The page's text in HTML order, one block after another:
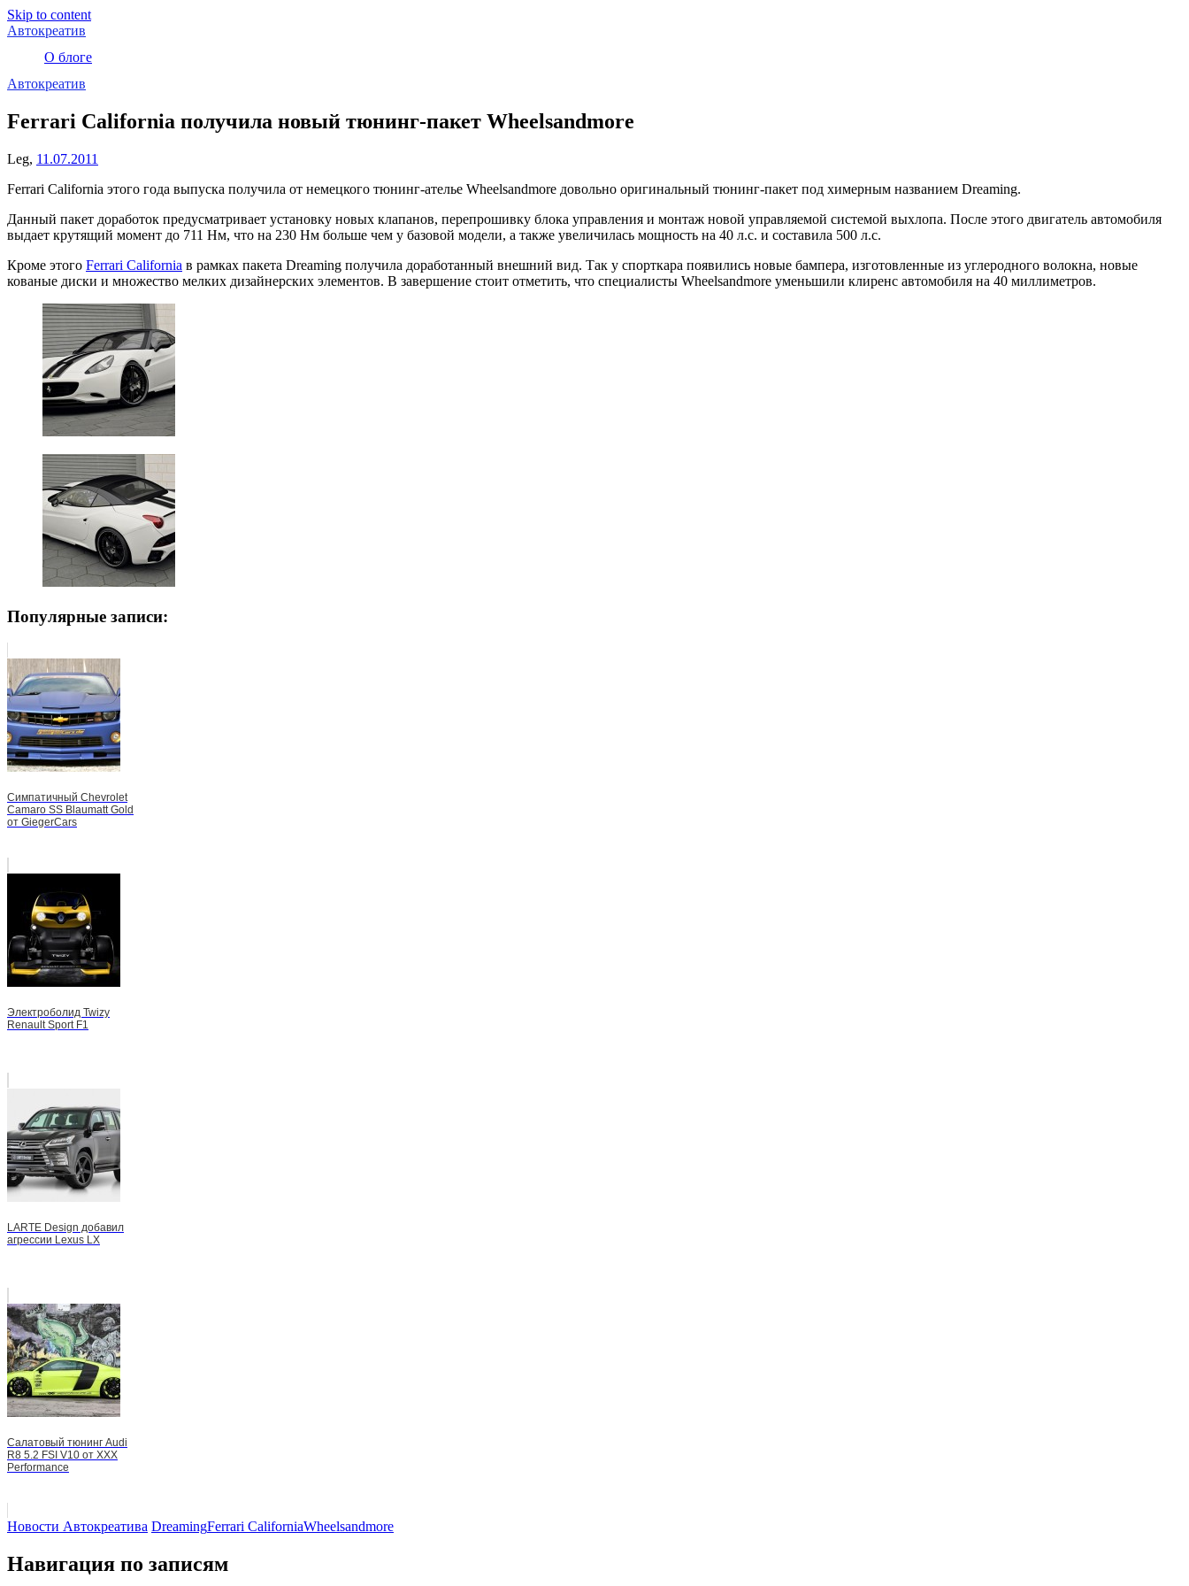
Skip to content
Автокреатив
О блоге
Автокреатив
Ferrari California получила новый тюнинг-пакет Wheelsandmore
Leg, 11.07.2011
Ferrari California этого года выпуска получила от немецкого тюнинг-ателье Wheelsandmore довольно оригинальный тюнинг-пакет под химерным названием Dreaming.
Данный пакет доработок предусматривает установку новых клапанов, перепрошивку блока управления и монтаж новой управляемой системой выхлопа. После этого двигатель автомобиля
выдает крутящий момент до 711 Нм, что на 230 Нм больше чем у базовой модели, а также увеличилась мощность на 40 л.с. и составила 500 л.с.
Кроме этого Ferrari California в рамках пакета Dreaming получила доработанный внешний вид. Так у спорткара появились новые бампера, изготовленные из углеродного волокна, новые
кованые диски и множество мелких дизайнерских элементов. В завершение стоит отметить, что специалисты Wheelsandmore уменьшили клиренс автомобиля на 40 миллиметров.
Популярные записи:
Симпатичный Chevrolet
Camaro SS Blaumatt Gold
от GiegerCars
Электроболид Twizy
Renault Sport F1
LARTE Design добавил
агрессии Lexus LX
Салатовый тюнинг Audi
R8 5.2 FSI V10 от XXX
Performance
Новости Автокреатива DreamingFerrari CaliforniaWheelsandmore
Навигация по записям